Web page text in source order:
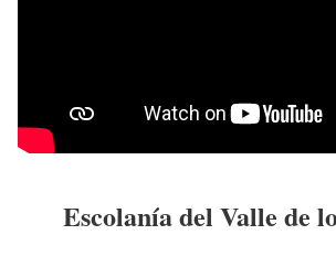
Escolanía del Valle de